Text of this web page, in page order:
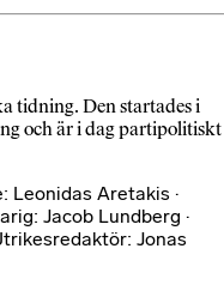
tidning. Den startades i
och är i dag partipolitiskt
Leonidas Aretakis ·
Jacob Lundberg ·
Jonas